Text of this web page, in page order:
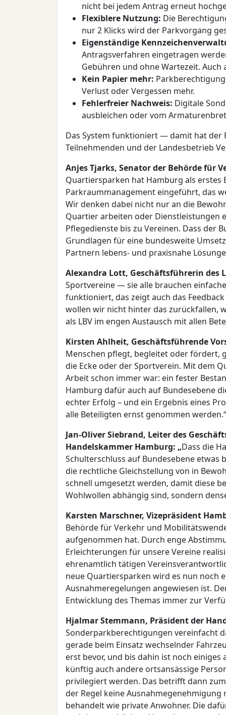
nicht bei jedem Antrag erneut
Flexiblere Nutzung: Die
nur 2 Klicks wird der Parkvorgang
Eigenständige
Antragsverfahren eingetragen
Gebühren und ohne Wartezeit. Auch
Kein Papier mehr:
Verlust oder Vergessen mehr.
Fehlerfreier Nachweis: Digitale
ausbleichen oder vom
Das System funktioniert — damit hat der
Teilnehmenden und der Landesbetrieb
Anjes Tjarks, Senator der Behörde für
Quartiersparken hat Hamburg als erstes
Parkraummanagement eingeführt, das
Wir denken dabei nicht nur an die
Quartier arbeiten oder Dienstleistungen
Pflegedienste bis zu Vereinen. Dass der
Grundlagen für eine bundesweite
Partnern lebens- und praxisnahe
Alexandra Lott, Geschäftsführerin des
Sportvereine — sie alle brauchen
funktioniert, das zeigt auch das
wollen wir nicht hinter das zurückfallen,
als LBV im engen Austausch mit allen
Kirsten Ahlheit, Geschäftsführende
Menschen pflegt, begleitet oder fördert,
die Ecke oder der Sportverein. Mit dem
Arbeit schon immer war: ein fester
Hamburg dafür auch auf Bundesebene
echter Erfolg – und ein Ergebnis eines
alle Beteiligten ernst genommen werden.“
Jan-Oliver Siebrand, Leiter des
Handelskammer Hamburg: „Dass die
Schulterschluss auf Bundesebene etwas
die rechtliche Gleichstellung von in
schnell umgesetzt werden, damit diese
Wohlwollen abhängig sind, sondern
Karsten Marschner, Vizepräsident
Behörde für Verkehr und
aufgenommen hat. Durch enge
Erleichterungen für unsere Vereine
ehrenamtlich tätigen
neue Quartiersparken wird es nun noch
Ausnahmeregelungen angewiesen ist.
Entwicklung des Themas immer zur
Hjalmar Stemmann, Präsident der
Sonderparkberechtigungen vereinfacht
gerade beim Einsatz wechselnder
erst bevor, und bis dahin ist noch
künftig auch andere ortsansässige
privilegiert werden. Das betrifft dann
der Regel keine
behandelt wie private Anwohner. Die